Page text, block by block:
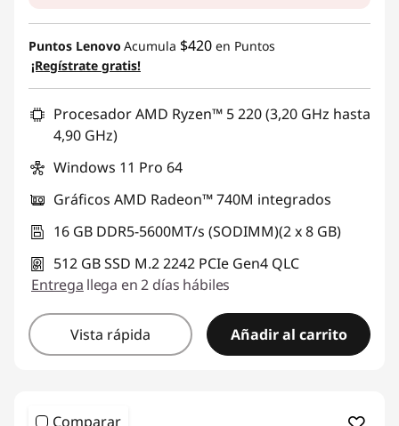
Puntos Lenovo Acumula $420 en Puntos
¡Regístrate gratis!
Procesador AMD Ryzen™ 5 220 (3,20 GHz hasta
4,90 GHz)
Windows 11 Pro 64
Gráficos AMD Radeon™ 740M integrados
16 GB DDR5-5600MT/s (SODIMM)(2 x 8 GB)
512 GB SSD M.2 2242 PCIe Gen4 QLC
Entrega llega en 2 días hábiles
Vista rápida Añadir al carrito
Comparar